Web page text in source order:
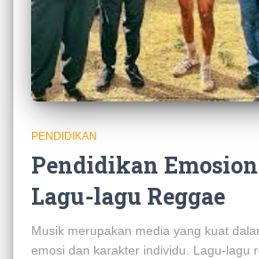
PENDIDIKAN
Pendidikan
Lagu-lagu Reggae
Musik merupakan media yang kuat
emosi dan karakter individu. Lagu-lagu